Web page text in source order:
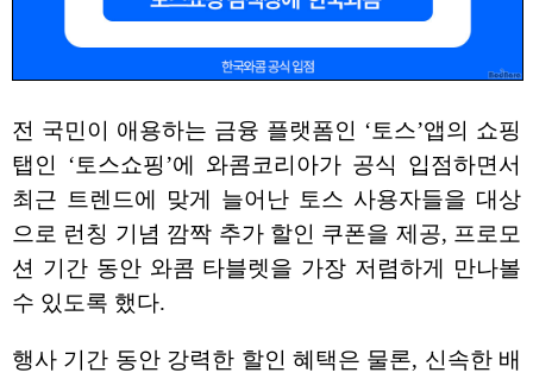
전 국민이 애용하는 금융 플랫폼인 ‘토스’앱의 쇼핑
탭인 ‘토스쇼핑’에 와콤코리아가 공식 입점하면서
최근 트렌드에 맞게 늘어난 토스 사용자들을 대상
으로 런칭 기념 깜짝 추가 할인 쿠폰을 제공, 프로모
션 기간 동안 와콤 타블렛을 가장 저렴하게 만나볼
수 있도록 했다.
행사 기간 동안 강력한 할인 혜택은 물론, 신속한 배